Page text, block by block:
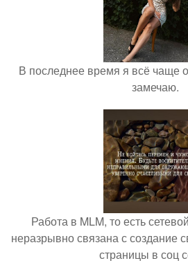
В последнее время я всё чаще
замечаю.
Работа в MLM, то есть
неразрывно связана с создание
страницы в соц